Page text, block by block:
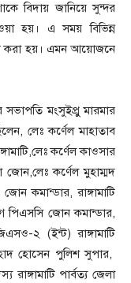
বিদায় জানিয়ে সুন্দর
হয়। এ সময় বিভিন্ন
করা হয়। এমন আয়োজনে
মংসুইপ্রুু মারমার
লেঃ কর্ণেল মাহাতাব
কর্ণেল কাওসার
জোন,লেঃ কর্ণেল মুহাম্মদ
কমান্ডার, রাঙ্গামাটি
পিএসসি জোন কমান্ডার,
২ (ইন্ট) রাঙ্গামাটি
হোসেন পুলিশ সুপার,
রাঙ্গামাটি পার্বত্য জেলা